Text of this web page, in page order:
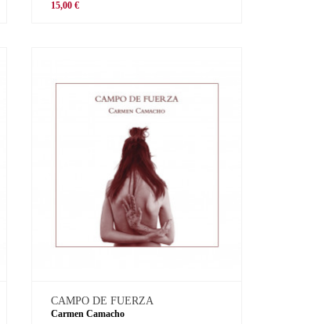
15,00 €
CAMPO DE FUERZA
Carmen Camacho